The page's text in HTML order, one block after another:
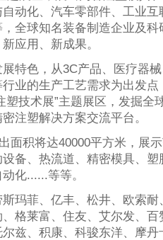
动化、汽车零部件、工业互
全球知名装备制造企业及科
应用、新成果。
特色，从3C产品、医疗器
业的生产工艺需求为出发点
塑技术展”主题展区，发掘全
注塑解决方案交流平台。
面积将达40000平方米，展
备、热流道、精密模具、塑
化......等等。
玛菲、亿丰、松井、欧索耐
格莱富、住友、艾尔发、百
兹、积康、科骏东洋、摩丹